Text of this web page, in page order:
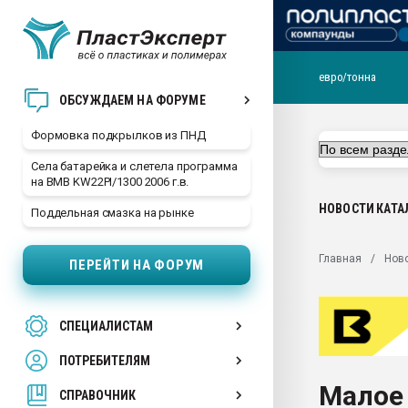
ОБСУЖДАЕМ НА ФОРУМЕ
Формовка подкрылков из ПНД
Села батарейка и слетела программа
на BMB KW22PI/1300 2006 г.в.
Поддельная смазка на рынке
ПЕРЕЙТИ НА ФОРУМ
СПЕЦИАЛИСТАМ
ПОТРЕБИТЕЛЯМ
СПРАВОЧНИК
29.07.2026 ФРП помог
Вакуум-формовочные
28.07.2026
первый план в
пластмасс
ситуацией на
евро/тонна
НОВОСТИ
Главная
Малое